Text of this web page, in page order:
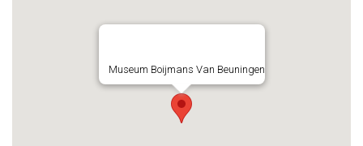
Museum Boijmans Van Beuningen